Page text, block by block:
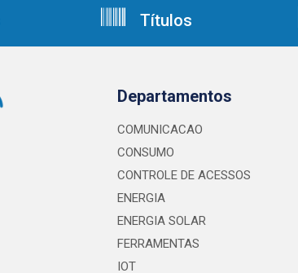
Títulos
Departamentos
COMUNICACAO
CONSUMO
CONTROLE DE ACESSOS
ENERGIA
ENERGIA SOLAR
FERRAMENTAS
IOT